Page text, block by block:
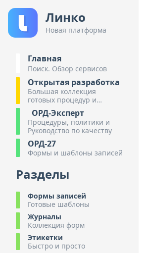
Линко
Новая платформа
Главная
Поиск. Обзор сервисов
Открытая разработка
Большая коллекция
готовых процедур и
инструкций
ОРД-Эксперт
Процедуры, политики и
Руководство по качеству
ОРД-27
Формы и шаблоны записей
Разделы
Формы записей
Готовые шаблоны
Журналы
Коллекция форм
Этикетки
Быстро и просто